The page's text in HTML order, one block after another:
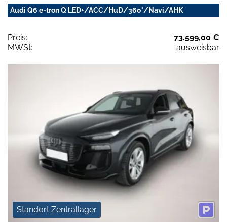
Audi Q6 e-tron Q LED+/ACC/HuD/360°/Navi/AHK
Preis:
73.599,00 €
MWSt:
ausweisbar
Standort Zentrallager